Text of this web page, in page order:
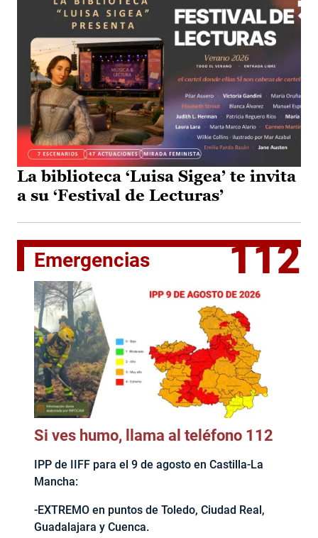
La biblioteca ‘Luisa Sigea’ te invita
a su ‘Festival de Lecturas’
Emergencias 112
Si ves humo, llama al teléfono 112
IPP de IIFF para el 9 de agosto en Castilla-La
Mancha:
-EXTREMO en puntos de Toledo, Ciudad Real,
Guadalajara y Cuenca.